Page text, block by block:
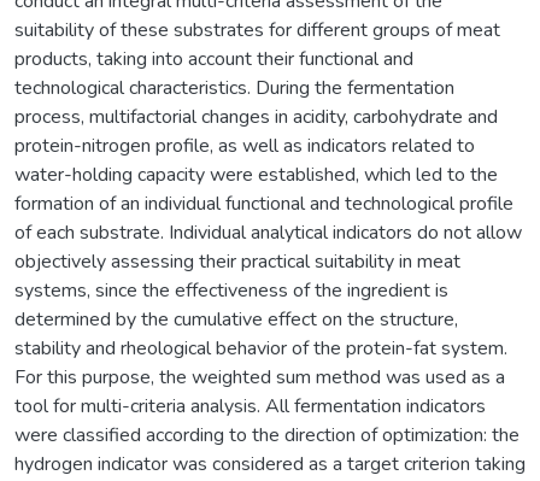
suitability of these substrates for different groups of meat
products, taking into account their functional and
technological characteristics. During the fermentation
process, multifactorial changes in acidity, carbohydrate and
protein-nitrogen profile, as well as indicators related to
water-holding capacity were established, which led to the
formation of an individual functional and technological profile
of each substrate. Individual analytical indicators do not allow
objectively assessing their practical suitability in meat
systems, since the effectiveness of the ingredient is
determined by the cumulative effect on the structure,
stability and rheological behavior of the protein-fat system.
For this purpose, the weighted sum method was used as a
tool for multi-criteria analysis. All fermentation indicators
were classified according to the direction of optimization: the
hydrogen indicator was considered as a target criterion taking